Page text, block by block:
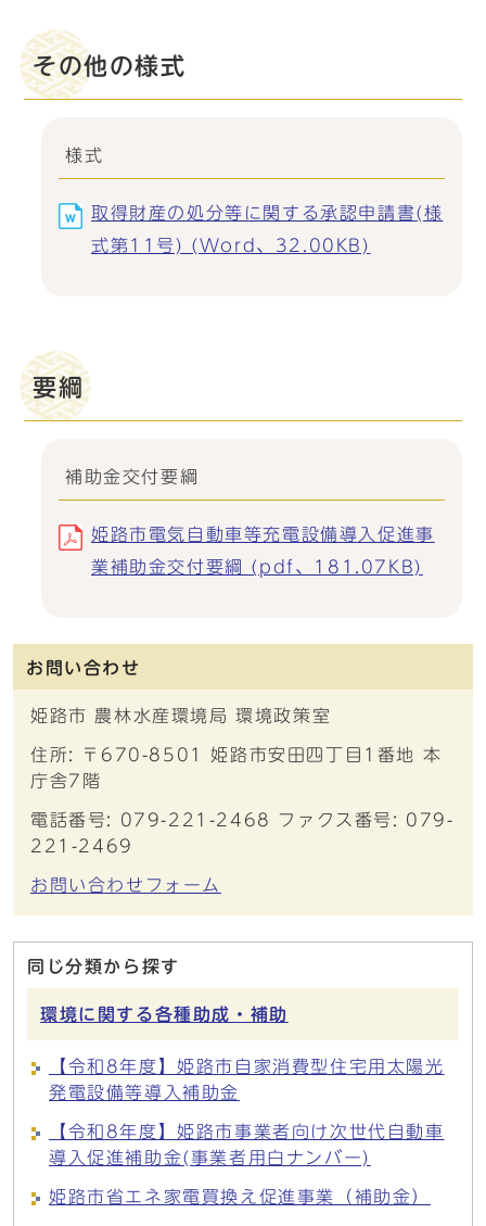
その他の様式
様式
取得財産の処分等に関する承認申請書(様
式第11号) (Word、32.00KB)
要綱
補助金交付要綱
姫路市電気自動車等充電設備導入促進事
業補助金交付要綱 (pdf、181.07KB)
お問い合わせ
姫路市 農林水産環境局 環境政策室
住所: 〒670-8501 姫路市安田四丁目1番地 本
庁舎7階
電話番号: 079-221-2468 ファクス番号: 079-
221-2469
お問い合わせフォーム
同じ分類から探す
環境に関する各種助成・補助
【令和8年度】姫路市自家消費型住宅用太陽光
発電設備等導入補助金
【令和8年度】姫路市事業者向け次世代自動車
導入促進補助金(事業者用白ナンバー)
姫路市省エネ家電買換え促進事業（補助金）